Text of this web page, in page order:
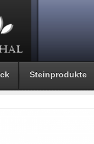
Steinprodukte